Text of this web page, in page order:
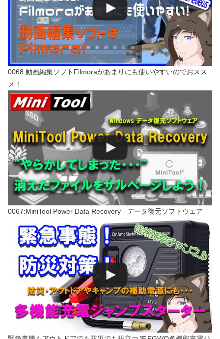
0068 動画編集ソフトFilmoraがあまりにも使いやすいのでおスス
メ！
0067:MiniTool Power Data Recovery - データ復元ソフトウェア